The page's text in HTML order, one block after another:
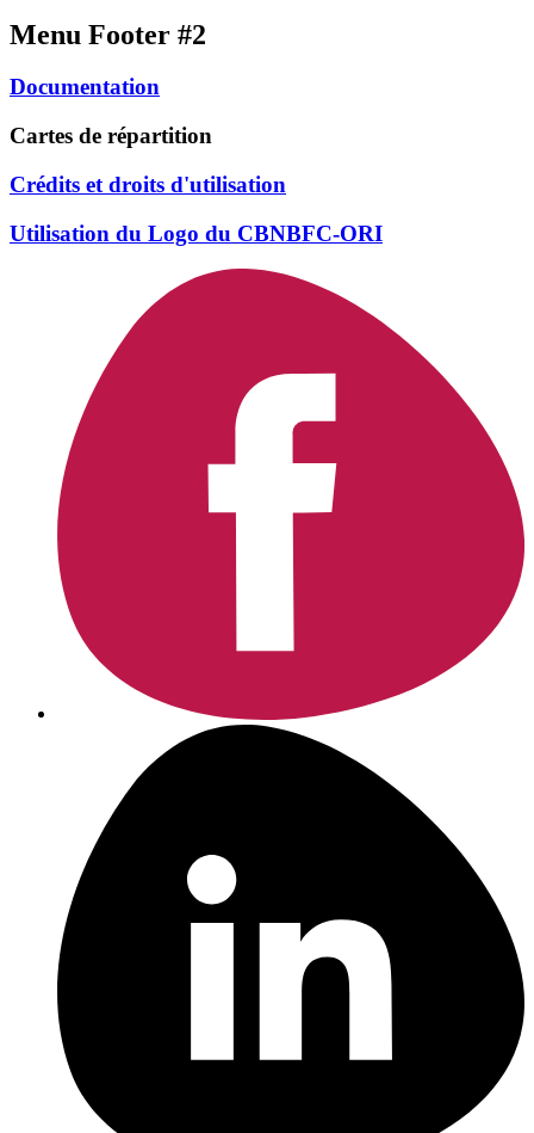
Menu Footer #2
Documentation
Cartes de répartition
Crédits et droits d'utilisation
Utilisation du Logo du CBNBFC-ORI